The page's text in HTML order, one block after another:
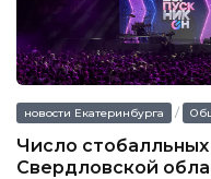
новости Екатеринбурга /
Число стобалльных
Свердловской